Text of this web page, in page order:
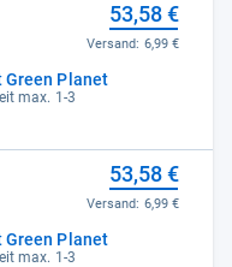
Green Planet
max. 1-3
53,58 €
Versand: 6,99 €
Green Planet
max. 1-3
53,58 €
Versand: 6,99 €